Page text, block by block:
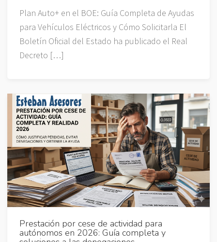
Plan Auto+ en el BOE: Guía Completa de Ayudas
para Vehículos Eléctricos y Cómo Solicitarla El
Boletín Oficial del Estado ha publicado el Real
Decreto […]
Prestación por cese de actividad para
autónomos en 2026: Guía completa y